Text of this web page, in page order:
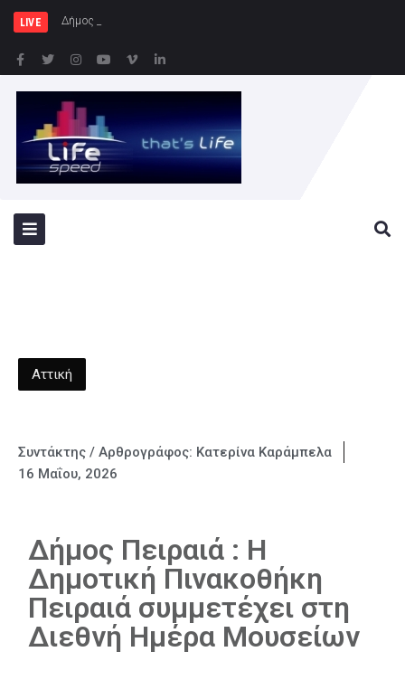
LIVE Δήμος Αθηναίων: Συνεχίζονται
Αττική
Συντάκτης / Αρθρογράφος: Κατερίνα Καράμπελα
16 Μαΐου, 2026
Δήμος Πειραιά : Η
Δημοτική Πινακοθήκη
Πειραιά συμμετέχει στη
Διεθνή Ημέρα Μουσείων